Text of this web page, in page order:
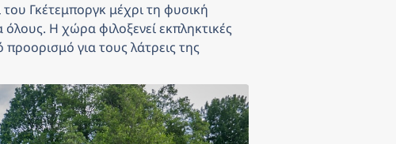
του Γκέτεμποργκ μέχρι τη φυσική
Η χώρα φιλοξενεί εκπληκτικές
προορισμό για τους λάτρεις της